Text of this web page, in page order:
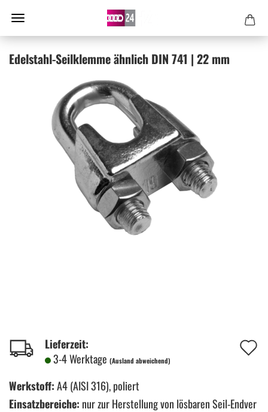
Edelstahl-​Seilklemme ähn­lich DIN 741 | 22 mm
Lieferzeit:
3-4 Werktage (Ausland abweichend)
Werkstoff:A4 (AISI 316), poliert
Einsatzbereiche: nur zur Herstellung von lösbaren Seil-Endver